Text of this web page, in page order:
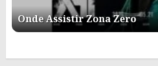
Onde Assistir Zona Zero